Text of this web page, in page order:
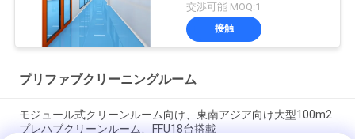
交渉可能 MOQ:1
接触
プリファブクリーニングルーム
モジュール式クリーンルーム向け、東南アジア向け大型100m2
プレハブクリーンルーム、FFU18台搭載